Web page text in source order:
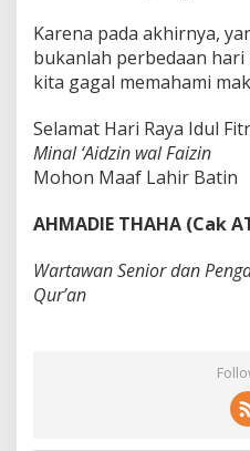
Karena pada akhirnya,
bukanlah perbedaan
kita gagal memahami
Selamat Hari Raya Idul
Minal ‘Aidzin wal Faizin
Mohon Maaf Lahir Batin
AHMADIE THAHA (Cak
Wartawan Senior dan
Qur’an